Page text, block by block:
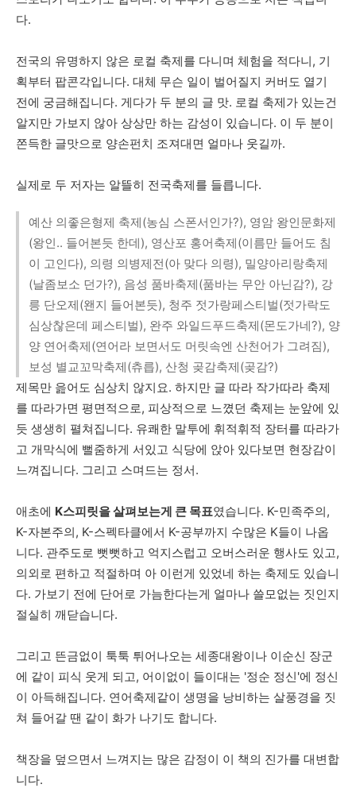
다.
전국의 유명하지 않은 로컬 축제를 다니며 체험을 적다니, 기
획부터 팝콘각입니다. 대체 무슨 일이 벌어질지 커버도 열기
전에 궁금해집니다. 게다가 두 분의 글 맛. 로컬 축제가 있는건
알지만 가보지 않아 상상만 하는 감성이 있습니다. 이 두 분이
쫀득한 글맛으로 양손펀치 조져대면 얼마나 웃길까.
실제로 두 저자는 알뜰히 전국축제를 들릅니다.
예산 의좋은형제 축제(농심 스폰서인가?), 영암 왕인문화제
(왕인.. 들어본듯 한데), 영산포 홍어축제(이름만 들어도 침
이 고인다), 의령 의병제전(아 맞다 의령), 밀양아리랑축제
(날좀보소 던가?), 음성 품바축제(품바는 무안 아닌감?), 강
릉 단오제(왠지 들어본듯), 청주 젓가랑페스티벌(젓가락도
심상찮은데 페스티벌), 완주 와일드푸드축제(몬도가네?), 양
양 연어축제(연어라 보면서도 머릿속엔 산천어가 그려짐),
보성 별교꼬막축제(츄릅), 산청 곶감축제(곶감?)
제목만 읊어도 심상치 않지요. 하지만 글 따라 작가따라 축제
를 따라가면 평면적으로, 피상적으로 느꼈던 축제는 눈앞에 있
듯 생생히 펼쳐집니다. 유쾌한 말투에 휘적휘적 장터를 따라가
고 개막식에 뻘줌하게 서있고 식당에 앉아 있다보면 현장감이
느껴집니다. 그리고 스며드는 정서.
애초에 K스피릿을살펴보는게 큰 목표였습니다. K-민족주의,
K-자본주의, K-스펙타클에서 K-공부까지 수많은 K들이 나옵
니다. 관주도로 뻣뻣하고 억지스럽고 오버스러운 행사도 있고,
의외로 편하고 적절하며 아 이런게 있었네 하는 축제도 있습니
다. 가보기 전에 단어로 가늠한다는게 얼마나 쓸모없는 짓인지
절실히 깨닫습니다.
그리고 뜬금없이 툭툭 튀어나오는 세종대왕이나 이순신 장군
에 같이 피식 웃게 되고, 어이없이 들이대는 '정순 정신'에 정신
이 아득해집니다. 연어축제같이 생명을 낭비하는 살풍경을 짓
쳐 들어갈 땐 같이 화가 나기도 합니다.
책장을 덮으면서 느껴지는 많은 감정이 이 책의 진가를 대변합
니다.